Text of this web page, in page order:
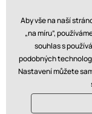
Platby:
Aby vše na naší
„na míru”,
souhlas s
podobných
Nastavení můžete